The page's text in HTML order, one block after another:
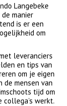
Langebeke
manier
is er een
om
leveranciers
en tips van
om je eigen
mensen van
tijd om
werkt.